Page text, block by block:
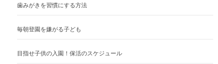
歯みがきを習慣にする方法
毎朝登園を嫌がる子ども
目指せ子供の入園！保活のスケジュール